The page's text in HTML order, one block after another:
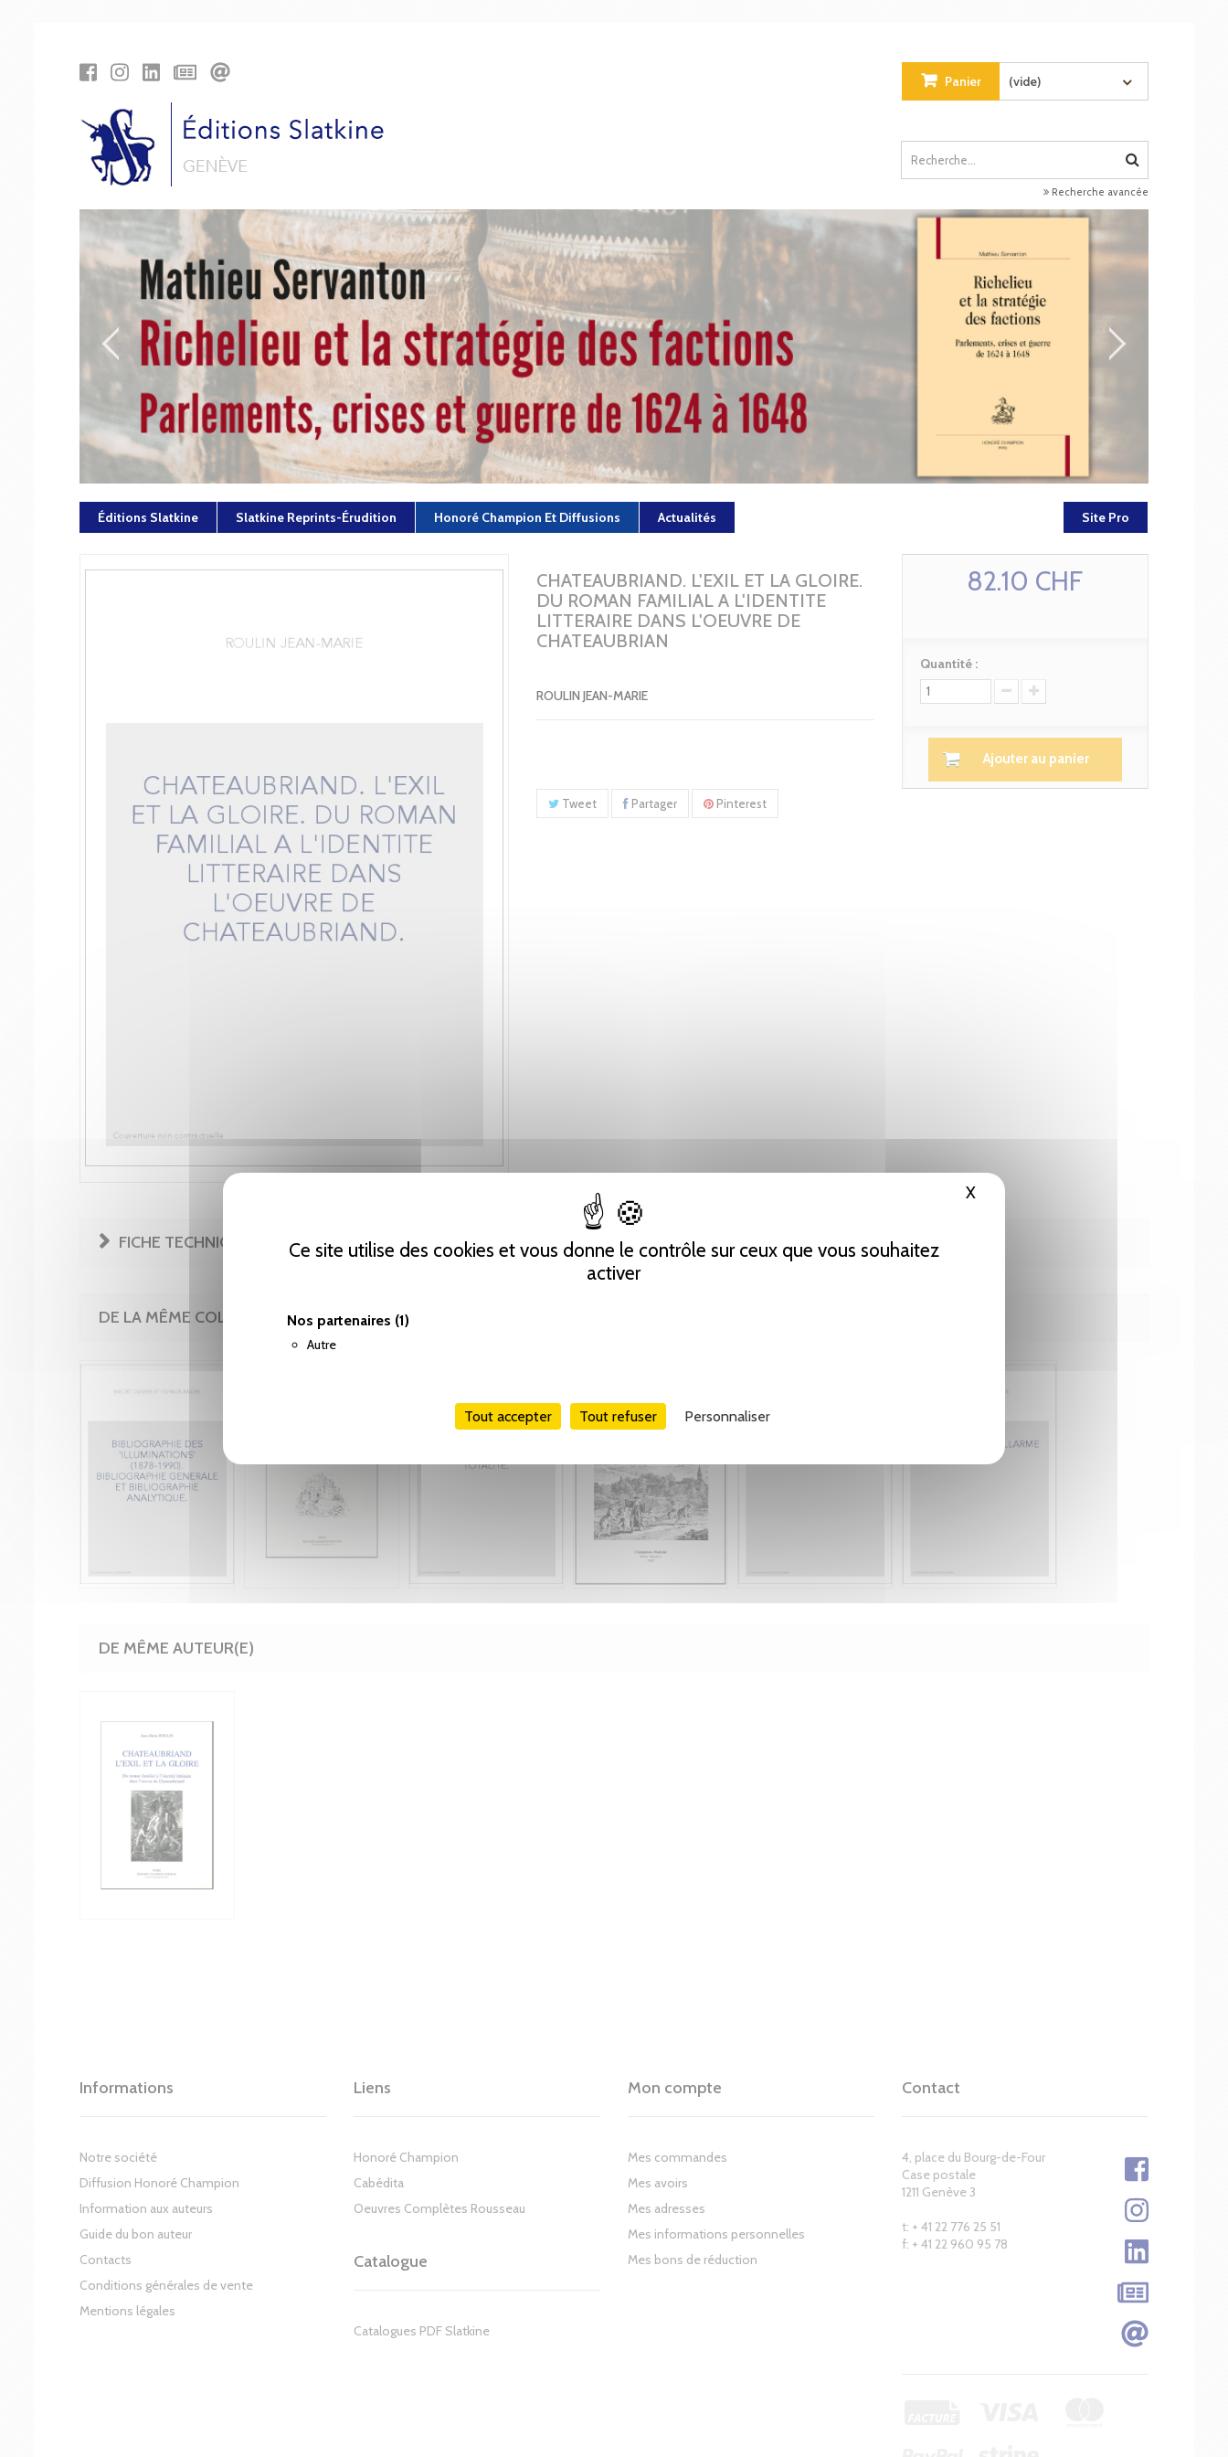
Ce site utilise des cookies et vous donne le contrôle sur ceux que vous souhaitez
activer
Nos partenaires (1)
Autre
Tout accepter Tout refuser Personnaliser
X Masquer le bandeau des cookies
Panier (vide)
Recherche avancée
Éditions Slatkine Slatkine Reprints-Érudition Honoré Champion Et Diffusions Actualités Site Pro
CHATEAUBRIAND. L'EXIL ET LA GLOIRE.
DU ROMAN FAMILIAL A L'IDENTITE
LITTERAIRE DANS L'OEUVRE DE
CHATEAUBRIAN
ROULIN JEAN-MARIE
Tweet Partager Pinterest
82.10 CHF
Quantité :
Ajouter au panier
FICHE TECHNIQUE
DE LA MÊME COLLECTION
DE MÊME AUTEUR(E)
Informations
Notre société
Diffusion Honoré Champion
Information aux auteurs
Guide du bon auteur
Contacts
Conditions générales de vente
Mentions légales
Liens
Honoré Champion
Cabédita
Oeuvres Complètes Rousseau
Catalogue
Catalogues PDF Slatkine
Mon compte
Mes commandes
Mes avoirs
Mes adresses
Mes informations personnelles
Mes bons de réduction
Contact
4, place du Bourg-de-Four
Case postale
1211 Genève 3
t: + 41 22 776 25 51
f: + 41 22 960 95 78